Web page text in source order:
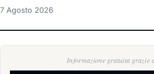
7 Agosto 2026
Informazione gratuita grazie